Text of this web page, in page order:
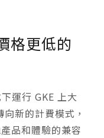
格更低的
運行 GKE 上大
新的計費模式，
品和體驗的兼容